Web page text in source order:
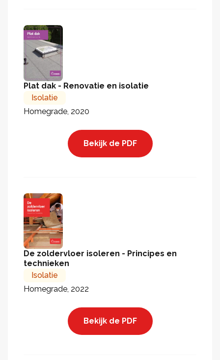
Plat dak - Renovatie en isolatie
Isolatie
Homegrade, 2020
Bekijk de PDF
De zoldervloer isoleren - Principes en
technieken
Isolatie
Homegrade, 2022
Bekijk de PDF